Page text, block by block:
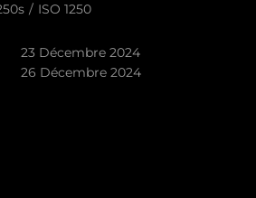
/ ISO 1250
23 Décembre 2024
26 Décembre 2024